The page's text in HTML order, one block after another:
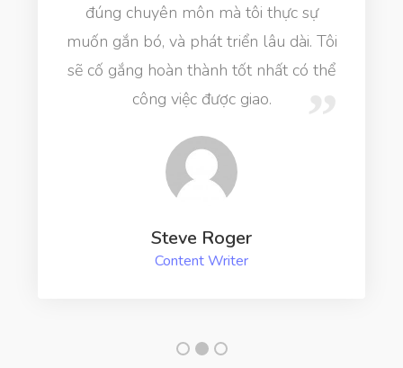
đúng chuyên môn mà tôi thực sự
muốn gắn bó, và phát triển lâu dài. Tôi
sẽ cố gắng hoàn thành tốt nhất có thể
công việc được giao.
Steve Roger
Content Writer